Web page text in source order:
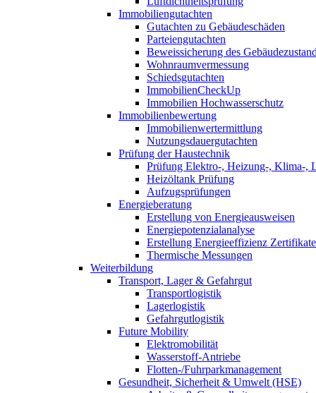
Immobiliengutachten
Gutachten zu Gebäudeschäden
Parteiengutachten
Beweissicherung des
Wohnraumvermessung
Schiedsgutachten
ImmobilienCheckUp
Immobilien Hochwasserschutz
Immobilienbewertung
Immobilienwertermittlung
Nutzungsdauergutachten
Prüfung der Haustechnik
Prüfung Elektro-, Heizung-, Klima-,
Heizöltank Prüfung
Aufzugsprüfungen
Energieberatung
Erstellung von Energieausweisen
Energiepotenzialanalyse
Erstellung Energieeffizienz Zertifikate
Thermische Messungen
Weiterbildung
Transport, Lager & Gefahrgut
Transportlogistik
Lagerlogistik
Gefahrgutlogistik
Future Mobility
Elektromobilität
Wasserstoff-Antriebe
Flotten-/Fuhrparkmanagement
Gesundheit, Sicherheit & Umwelt (HSE)